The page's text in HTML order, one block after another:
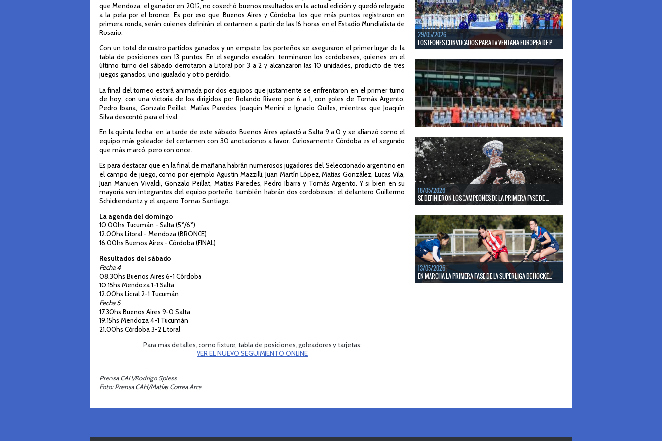
que Mendoza, el ganador en 2012, no cosechó buenos resultados en la actual edición y quedó relegado
a la pela por el bronce. Es por eso que Buenos Aires y Córdoba, los que más puntos registraron en
primera ronda, serán quienes definirán el certamen a partir de las 16 horas en el Estadio Mundialista de
Rosario.
Con un total de cuatro partidos ganados y un empate, los porteños se aseguraron el primer lugar de la
tabla de posiciones con 13 puntos. En el segundo escalón, terminaron los cordobeses, quienes en el
último turno del sábado derrotaron a Litoral por 3 a 2 y alcanzaron las 10 unidades, producto de tres
juegos ganados, uno igualado y otro perdido.
La final del torneo estará animada por dos equipos que justamente se enfrentaron en el primer turno
de hoy, con una victoria de los dirigidos por Rolando Rivero por 6 a 1, con goles de Tomás Argento,
Pedro Ibarra, Gonzalo Peillat, Matías Paredes, Joaquín Menini e Ignacio Quiles, mientras que Joaquín
Silva descontó para el rival.
En la quinta fecha, en la tarde de este sábado, Buenos Aires aplastó a Salta 9 a 0 y se afianzó como el
equipo más goleador del certamen con 30 anotaciones a favor. Curiosamente Córdoba es el segundo
que más marcó, pero con once.
Es para destacar que en la final de mañana habrán numerosos jugadores del Seleccionado argentino en
el campo de juego, como por ejemplo Agustín Mazzilli, Juan Martín López, Matías González, Lucas Vila,
Juan Manuen Vivaldi, Gonzalo Peillat, Matías Paredes, Pedro Ibarra y Tomás Argento. Y si bien en su
mayoría son integrantes del equipo porteño, también habrán dos cordobeses: el delantero Guillermo
Schickendantz y el arquero Tomas Santiago.
La agenda del domingo
10.00hs Tucumán - Salta (5°/6°)
12.00hs Litoral - Mendoza (BRONCE)
16.00hs Buenos Aires - Córdoba (FINAL)
Resultados del sábado
Fecha 4
08.30hs Buenos Aires 6-1 Córdoba
10.15hs Mendoza 1-1 Salta
12.00hs Lioral 2-1 Tucumán
Fecha 5
17.30hs Buenos Aires 9-0 Salta
19.15hs Mendoza 4-1 Tucumán
21.00hs Córdoba 3-2 Litoral
Para más detalles, como fixture, tabla de posiciones, goleadores y tarjetas:
VER EL NUEVO SEGUIMIENTO ONLINE
Prensa CAH/Rodrigo Spiess
Foto: Prensa CAH/Matías Correa Arce
29/05/2026
LOS LEONES CONVOCADOS PARA LA VENTANA EUROPEA DE P...
ventanas de Pro League 2025-26 en Inglaterra y Alemania.
LEER MÁS
22/05/2026
LAS LEONAS CONVOCADAS PARA LA VENTANA EUROPEA DE P...
En junio, el seleccionado nacional disputará las últimas dos
ventanas de Pro League 2025-26 en Bélgica e Inglaterra.
LEER MÁS
18/05/2026
SE DEFINIERON LOS CAMPEONES DE LA PRIMERA FASE DE ...
mejores clubes del país.
LEER MÁS
13/05/2026
EN MARCHA LA PRIMERA FASE DE LA SUPERLIGA DE HOCKE...